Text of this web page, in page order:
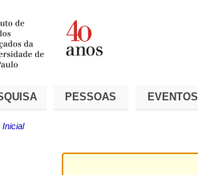
PESSOAS EVENTOS
Inicial